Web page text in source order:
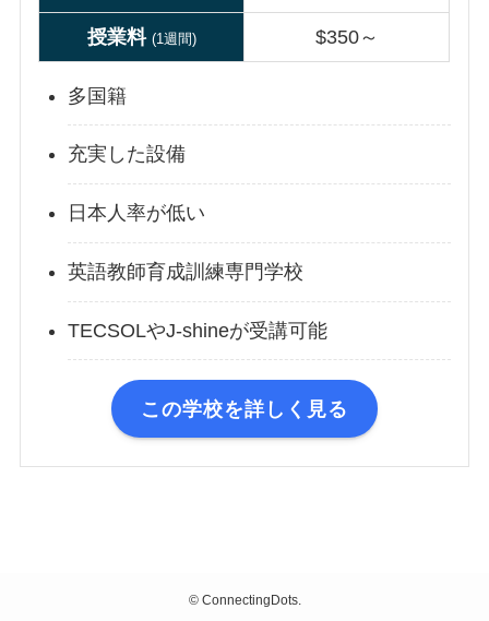
授業料 (1週間) $350～
多国籍
充実した設備
日本人率が低い
英語教師育成訓練専門学校
TECSOLやJ-shineが受講可能
この学校を詳しく見る
©ConnectingDots.